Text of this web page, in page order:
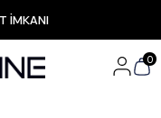
İMKANI
KARGO
Fırsatlar
0